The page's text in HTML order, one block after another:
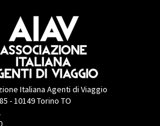
Italiana Agenti di Viaggio
- 10149 Torino TO